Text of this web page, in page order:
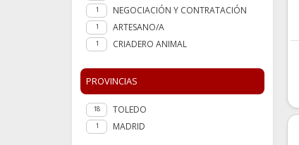
1 NEGOCIACIÓN Y CONTRATACIÓN
1 ARTESANO/A
1 CRIADERO ANIMAL
PROVINCIAS
18 TOLEDO
1 MADRID